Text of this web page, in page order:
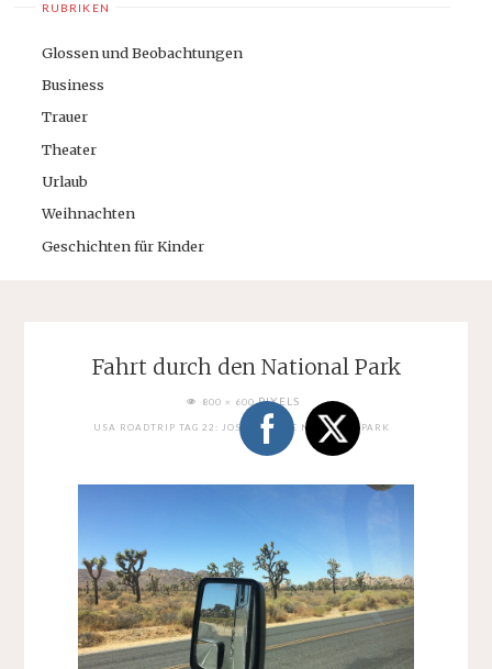
RUBRIKEN
Glossen und Beobachtungen
Business
Trauer
Theater
Urlaub
Weihnachten
Geschichten für Kinder
Fahrt durch den National Park
FULL800 × 600PIXELS
USA ROADTRIP TAG 22: JOSHUA TREE NATIONAL PARK